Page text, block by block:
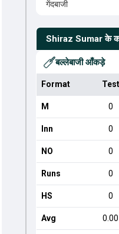
गेंदबाजी
Shiraz Sumar के
बल्लेबाजी आँकड़े
Format Test
M 0
Inn 0
NO 0
Runs 0
HS 0
Avg 0.00